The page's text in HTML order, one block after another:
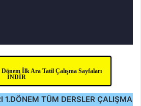
İlk Ara Tatil Çalışma Sayfaları
İNDİR
1.DÖNEM TÜM DERSLER ÇALIŞMA